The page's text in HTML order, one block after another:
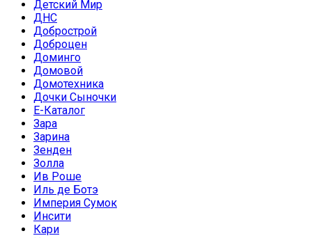
Детский Мир
ДНС
Добрострой
Доброцен
Доминго
Домовой
Домотехника
Дочки Сыночки
Е-Каталог
Зара
Зарина
Зенден
Золла
Ив Роше
Иль де Ботэ
Империя Сумок
Инсити
Кари